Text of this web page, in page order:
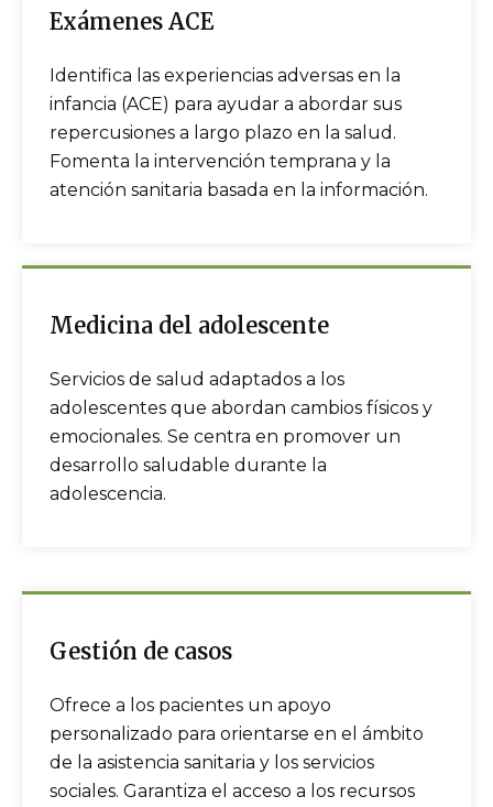
Exámenes ACE
Identifica las experiencias adversas en la
infancia (ACE) para ayudar a abordar sus
repercusiones a largo plazo en la salud.
Fomenta la intervención temprana y la
atención sanitaria basada en la información.
Medicina del adolescente
Servicios de salud adaptados a los
adolescentes que abordan cambios físicos y
emocionales. Se centra en promover un
desarrollo saludable durante la
adolescencia.
Gestión de casos
Ofrece a los pacientes un apoyo
personalizado para orientarse en el ámbito
de la asistencia sanitaria y los servicios
sociales. Garantiza el acceso a los recursos